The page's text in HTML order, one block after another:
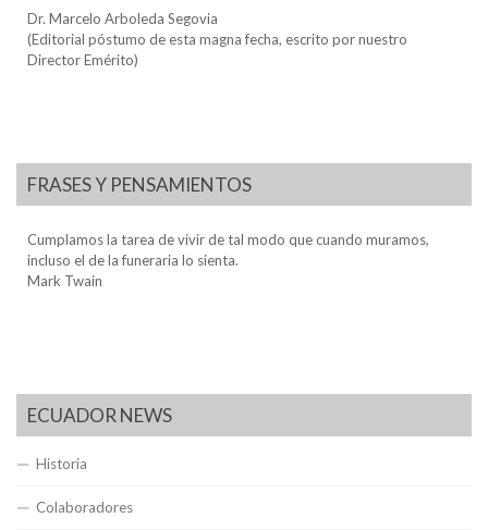
Dr. Marcelo Arboleda Segovia
(Editorial póstumo de esta magna fecha, escrito por nuestro
Director Emérito)
FRASES Y PENSAMIENTOS
Cumplamos la tarea de vivir de tal modo que cuando muramos,
incluso el de la funeraria lo sienta.
Mark Twain
ECUADOR NEWS
Historia
Colaboradores